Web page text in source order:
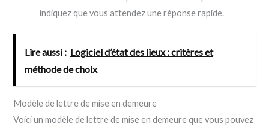
indiquez que vous attendez une réponse rapide.
Lire aussi : Logiciel d’état des lieux : critères et
méthode de choix
Modèle de lettre de mise en demeure
Voici un modèle de lettre de mise en demeure que vous pouvez